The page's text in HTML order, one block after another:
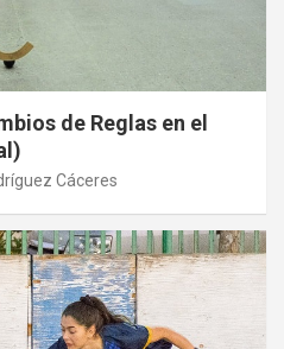
de Reglas en el
Cáceres